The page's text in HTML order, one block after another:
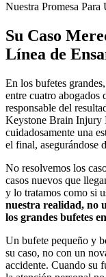
Nuestra Promesa Para
Su Caso
Línea de
En los bufetes
entre cuatro abogados
responsable del
Keystone Brain Injury
cuidadosamente una
el final, asegurándose
No resolvemos los
casos nuevos que
y lo tratamos como si
nuestra realidad, no
los grandes bufetes
Un bufete pequeño y
su caso, no con un
accidente. Cuando su